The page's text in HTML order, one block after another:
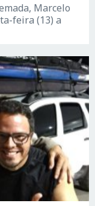
Marcelo
feira (13) a